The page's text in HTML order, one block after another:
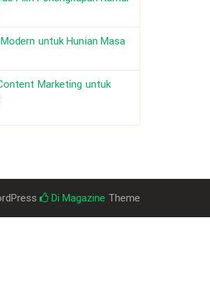
untuk Hunian Masa
Marketing untuk
Di Magazine Theme